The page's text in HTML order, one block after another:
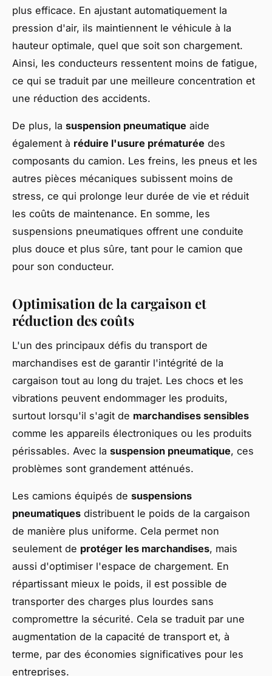
plus efficace. En ajustant automatiquement la
pression d'air, ils maintiennent le véhicule à la
hauteur optimale, quel que soit son chargement.
Ainsi, les conducteurs ressentent moins de fatigue,
ce qui se traduit par une meilleure concentration et
une réduction des accidents.
De plus, la suspension pneumatique aide
également à réduire l'usure prématurée des
composants du camion. Les freins, les pneus et les
autres pièces mécaniques subissent moins de
stress, ce qui prolonge leur durée de vie et réduit
les coûts de maintenance. En somme, les
suspensions pneumatiques offrent une conduite
plus douce et plus sûre, tant pour le camion que
pour son conducteur.
Optimisation de la cargaison et
réduction des coûts
L'un des principaux défis du transport de
marchandises est de garantir l'intégrité de la
cargaison tout au long du trajet. Les chocs et les
vibrations peuvent endommager les produits,
surtout lorsqu'il s'agit de marchandises sensibles
comme les appareils électroniques ou les produits
périssables. Avec la suspension pneumatique, ces
problèmes sont grandement atténués.
Les camions équipés de suspensions
pneumatiques distribuent le poids de la cargaison
de manière plus uniforme. Cela permet non
seulement de protéger les marchandises, mais
aussi d'optimiser l'espace de chargement. En
répartissant mieux le poids, il est possible de
transporter des charges plus lourdes sans
compromettre la sécurité. Cela se traduit par une
augmentation de la capacité de transport et, à
terme, par des économies significatives pour les
entreprises.